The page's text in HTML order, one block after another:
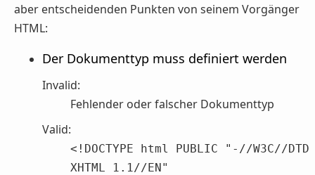
aber entscheidenden Punkten von seinem Vorgänger
HTML:
Der Dokumenttyp muss definiert werden
Invalid:
Fehlender oder falscher Dokumenttyp
Valid:
<!DOCTYPE html PUBLIC "-//W3C//DTD
XHTML 1.1//EN"